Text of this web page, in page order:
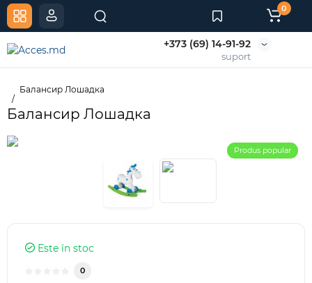
+373 (69) 14-91-92
suport
0
Балансир Лошадка
Балансир Лошадка
Produs popular
Este în stoc
0